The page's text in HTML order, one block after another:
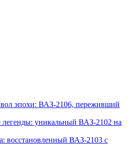
эпохи: ВАЗ-2106, переживший
легенды: уникальный ВАЗ-2102 на
восстановленный ВАЗ-2103 с